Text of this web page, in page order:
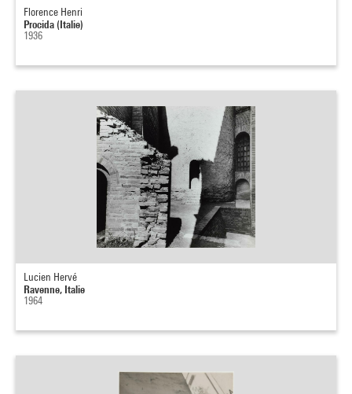
Florence Henri
Procida (Italie)
1936
Lucien Hervé
Ravenne, Italie
1964